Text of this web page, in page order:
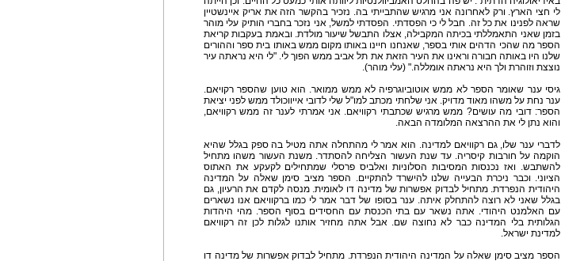
לי חצי הארץ. ורק לאחרונה אני מרגיש שהתבייתי בה. נזכיר בהקשר הזה את אריק איינשטיין
שראה לפנינו את כל זה. חבל לי כי הפסדתי. הפסדתי למשל, אני נזכר בחברי הותיק עלי מוהר
בזמן שאני התאמללתי בכיתה המקבילה, אצלו התבשל שיעור מולדת. ובאמת בעקבות קריאת
הספר מה שהכי הדהים אותי בספר, שאנחנו חיינו באותו מקום ממש באותו בית ספר וההורים
שלנו היו באותה חבורה וראינו את העיר הזאת את תל אביב ממש הפוך לי. "לי היא נראתה עיר
נוצצת וזוהרת ולך היא נראתה אומללה." (עלי מוהר).
גיסי ענר שאומר הספר לא ממש אוטוביוגרפיה לא ממש ממואר. הוא טוען שהספר רקויאם.
ענר נחת על משהו מאוד מדויק. אני שלחתי מכתב למו"ל שלי לדובי אייווכולד ממש לפני יציאת
הספר: דובי מה עושים? ממש מרגיש שכתבתי רקוויאם. אני אמרתי לענר זה ממש רקוויאם,
והוא נתן לי את ההרצאה המלומדה הבאה.
לדברי ענר שלו, גם רקוויאם למדינה. הוא אמר לי מהתחלה אתה מטיל בה ספק בגלל שהיא
הוקמה על חורבות קיסריה. עד שנת העשור הצליחה להסתדר. משנת העשור משהו מתחיל
להשתבש. ואז נכנסות המסיבות הסלוניות ואלביס פרסלי שמתחילים לקעקע את האתוס
הציוני. וכבר ניכרת הבעייה שלנו להישרד להתקיים. הספר מציב סימן שאלה על המדינה
היהודית הנפרדת. מתחיל לבדוק אפשרות של מדינה דו לאומית. מנסה לקדם את הרעיון, גם
בגלל שאני לא רוצה להתחלק איתה. ענר בסופו של דבר אמר לי כמו ברקוויאם אנו נשארים
עם האלמנט היהודי. אתה נשאר עם בתי הכנסת עם החסידים בסוף הספר. מהי היהדות
הגלותית בלי המדינה כבר לא נחוצה שם. אבל אתה מחזיר אותנו לגלות לכן זה רקוויאם
למדינת ישראל.
הספר מציב סימן שאלה על המדינה היהודית הנפרדת. מתחיל לבדוק אפשרות של מדינה דו